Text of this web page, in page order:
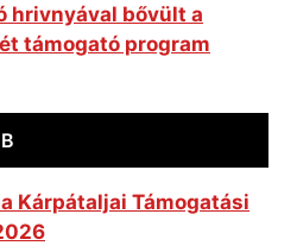
hrivnyával bővült a
támogató program
Kárpátaljai Támogatási